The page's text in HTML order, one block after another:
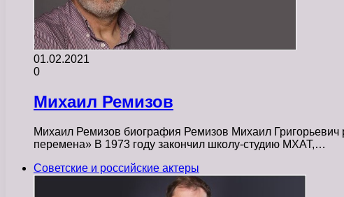
01.02.2021
0
Михаил Ремизов
Михаил Ремизов биография Ремизов Михаил
перемена» В 1973 году закончил школу-студию МХАТ,…
Советские и российские актеры